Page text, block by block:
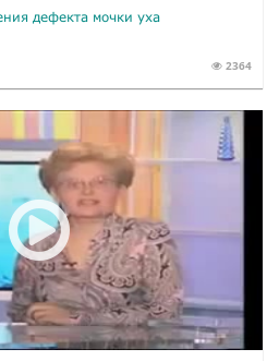
дефекта мочки уха
2364